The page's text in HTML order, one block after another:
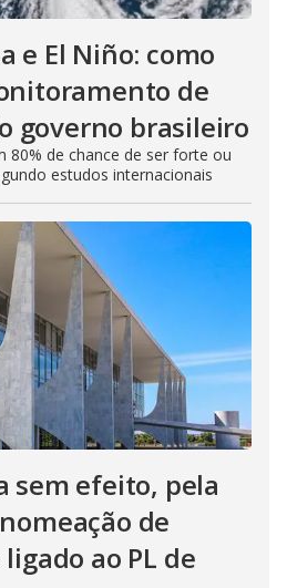
e El Niño: como
de
governo brasileiro
80% de chance de ser forte ou
estudos internacionais
sem efeito, pela
de
ao PL de